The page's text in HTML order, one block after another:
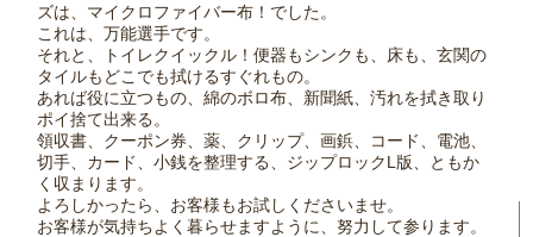
ズは、マイクロファイバー布！でした。
これは、万能選手です。
それと、トイレクイックル！便器もシンクも、床も、玄関の
タイルもどこでも拭けるすぐれもの。
あれば役に立つもの、綿のボロ布、新聞紙、汚れを拭き取り
ポイ捨て出来る。
領収書、クーポン券、薬、クリップ、画鋲、コード、電池、
切手、カード、小銭を整理する、ジップロックL版、ともか
く収まります。
よろしかったら、お客様もお試しくださいませ。
お客様が気持ちよく暮らせますように、努力して参ります。